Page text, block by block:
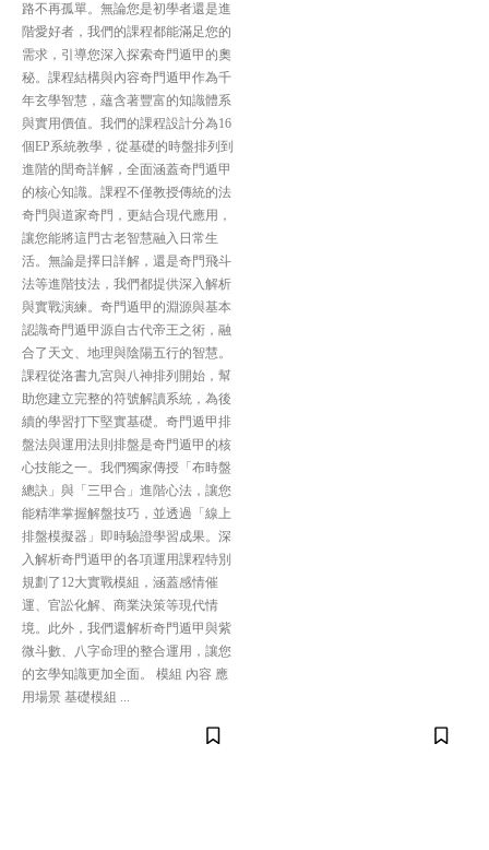
路不再孤單。無論您是初學者還是進
階愛好者，我們的課程都能滿足您的
需求，引導您深入探索奇門遁甲的奧
秘。課程結構與內容奇門遁甲作為千
年玄學智慧，蘊含著豐富的知識體系
與實用價值。我們的課程設計分為16
個EP系統教學，從基礎的時盤排列到
進階的閏奇詳解，全面涵蓋奇門遁甲
的核心知識。課程不僅教授傳統的法
奇門與道家奇門，更結合現代應用，
讓您能將這門古老智慧融入日常生
活。無論是擇日詳解，還是奇門飛斗
法等進階技法，我們都提供深入解析
與實戰演練。奇門遁甲的淵源與基本
認識奇門遁甲源自古代帝王之術，融
合了天文、地理與陰陽五行的智慧。
課程從洛書九宮與八神排列開始，幫
助您建立完整的符號解讀系統，為後
續的學習打下堅實基礎。奇門遁甲排
盤法與運用法則排盤是奇門遁甲的核
心技能之一。我們獨家傳授「布時盤
總訣」與「三甲合」進階心法，讓您
能精準掌握解盤技巧，並透過「線上
排盤模擬器」即時驗證學習成果。深
入解析奇門遁甲的各項運用課程特別
規劃了12大實戰模組，涵蓋感情催
運、官訟化解、商業決策等現代情
境。此外，我們還解析奇門遁甲與紫
微斗數、八字命理的整合運用，讓您
的玄學知識更加全面。 模組 內容 應
用場景 基礎模組 ...